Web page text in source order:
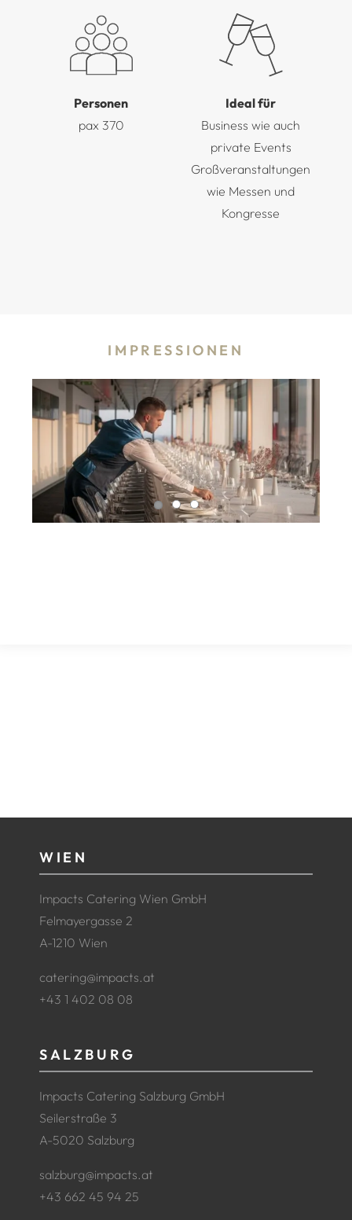
Personen
pax 370
Ideal für
Business wie auch
private Events
Großveranstaltungen
wie Messen und
Kongresse
IMPRESSIONEN
WIEN
Impacts Catering Wien GmbH
Felmayergasse 2
A-1210 Wien
catering@impacts.at
+43 1 402 08 08
SALZBURG
Impacts Catering Salzburg GmbH
Seilerstraße 3
A-5020 Salzburg
salzburg@impacts.at
+43 662 45 94 25